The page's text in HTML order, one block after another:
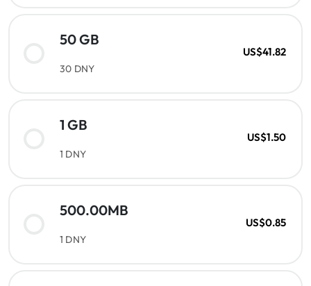
50 GB
30 DNY
US$41.82
1 GB
1 DNY
US$1.50
500.00MB
1 DNY
US$0.85